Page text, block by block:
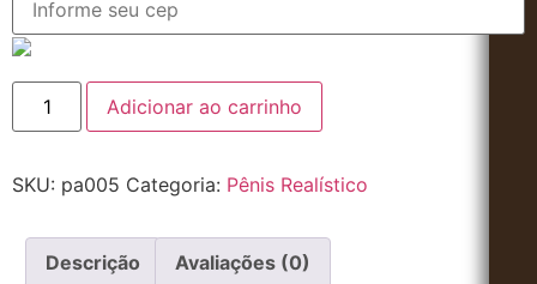
Adicionar ao carrinho
SKU: pa005 Categoria: Pênis Realístico
Descrição Avaliações (0)